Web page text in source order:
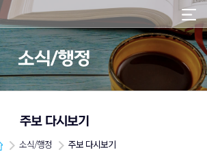
소식/행정
주보 다시보기
소식/행정 주보 다시보기